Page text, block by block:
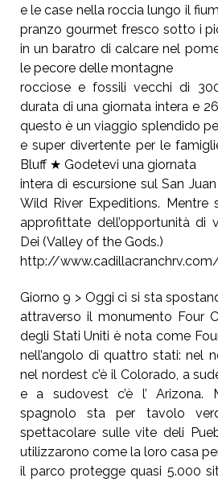
e le case nella roccia lungo il
pranzo gourmet fresco sotto i
in un baratro di calcare nel
le pecore delle montagne
rocciose e fossili vecchi di
durata di una giornata intera e
questo è un viaggio splendido
e super divertente per le
Bluff ★ Godetevi una giornata
intera di escursione sul San
Wild River Expeditions. Mentre
approfittate dell’opportunità di
Dei (Valley of the Gods.)
http://
Giorno 9 > Oggi ci si sta
attraverso il monumento Four
degli Stati Uniti è nota come
nell’angolo di quattro stati: nel
nel nordest c’è il Colorado, a
e a sudovest c’è l’ Arizona.
spagnolo sta per tavolo
spettacolare sulle vite deli
utilizzarono come la loro casa
il parco protegge quasi 5.000